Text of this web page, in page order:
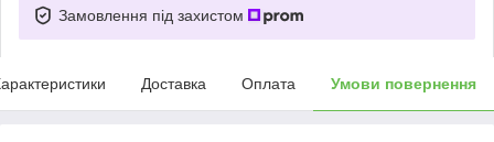
Замовлення під захистом
Доставка Оплата Умови повернення